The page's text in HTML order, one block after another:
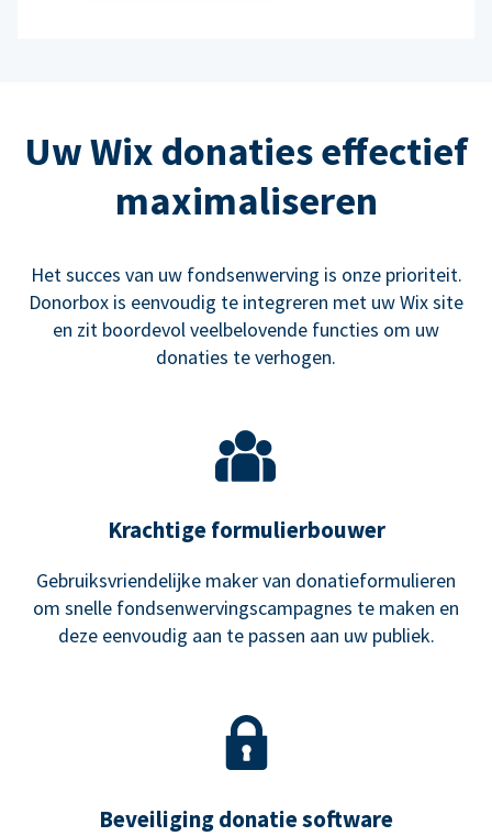
Uw Wix donaties effectief
maximaliseren
Het succes van uw fondsenwerving is onze prioriteit.
Donorbox is eenvoudig te integreren met uw Wix site
en zit boordevol veelbelovende functies om uw
donaties te verhogen.
Krachtige formulierbouwer
Gebruiksvriendelijke maker van donatieformulieren
om snelle fondsenwervingscampagnes te maken en
deze eenvoudig aan te passen aan uw publiek.
Beveiliging donatie software